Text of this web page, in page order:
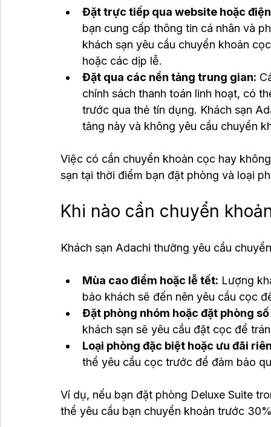
Đặt trực tiếp qua website hoặc
bạn cung cấp thông tin cá nhân và
khách sạn yêu cầu chuyển khoản
hoặc các dịp lễ.
Đặt qua các nền tảng trung gian:
chính sách thanh toán linh hoạt, có
trước qua thẻ tín dụng. Khách sạn
tảng này và không yêu cầu chuyển
Việc có cần chuyển khoản cọc hay
sạn tại thời điểm bạn đặt phòng và loại
Khi nào cần chuyển
Khách sạn Adachi thường yêu cầu
Mùa cao điểm hoặc lễ tết: Lượng
bảo khách sẽ đến nên yêu cầu cọc
Đặt phòng nhóm hoặc đặt phòng
khách sạn sẽ yêu cầu đặt cọc để
Loại phòng đặc biệt hoặc ưu đãi
thể yêu cầu cọc trước để đảm bảo
Ví dụ, nếu bạn đặt phòng Deluxe Suite
thể yêu cầu bạn chuyển khoản trước